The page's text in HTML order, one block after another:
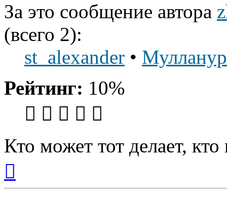
За это сообщение автора
(всего 2):
st_alexander • Мулланур
Рейтинг: 10%
Кто может тот делает,
началу